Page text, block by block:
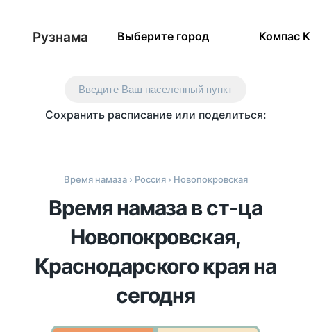
Рузнама Выберите город Компас
Введите Ваш населенный пункт
Сохранить расписание или поделиться:
Время намаза› Россия› Новопокровская
Время намаза в ст-ца
Новопокровская,
Краснодарского края на
сегодня